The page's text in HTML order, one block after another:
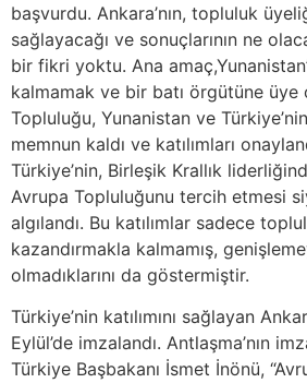
başvurdu. Ankara’nın, topluluk
sağlayacağı ve sonuçlarının ne
bir fikri yoktu. Ana
kalmamak ve bir batı örgütüne üye
Topluluğu, Yunanistan ve
memnun kaldı ve katılımları
Türkiye’nin, Birleşik Krallık
Avrupa Topluluğunu tercih etmesi
algılandı. Bu katılımlar sadece
kazandırmakla kalmamış,
olmadıklarını da göstermiştir.
Türkiye’nin katılımını sağlayan
Eylül’de imzalandı. Antlaşma’nın
Türkiye Başbakanı İsmet İnönü,